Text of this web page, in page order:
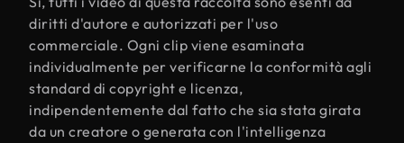
diritti d'autore e autorizzati per l'uso
commerciale. Ogni clip viene esaminata
individualmente per verificarne la conformità agli
standard di copyright e licenza,
indipendentemente dal fatto che sia stata girata
da un creatore o generata con l'intelligenza